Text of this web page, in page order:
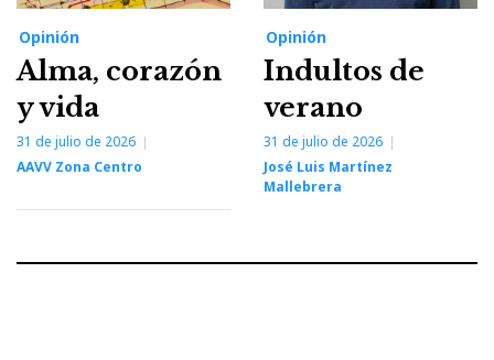
Opinión
Alma, corazón
y vida
31 de julio de 2026
AAVV Zona Centro
Opinión
Indultos de
verano
31 de julio de 2026
José Luis Martínez
Mallebrera